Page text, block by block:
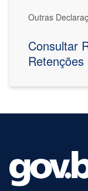
Outras
Consultar